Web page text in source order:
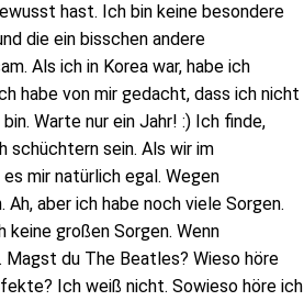
hast. Ich bin keine besondere
die ein bisschen andere
Als ich in Korea war, habe ich
habe von mir gedacht, dass ich nicht
bin. Warte nur ein Jahr! :) Ich finde,
schüchtern sein. Als wir im
es mir natürlich egal. Wegen
. Ah, aber ich habe noch viele Sorgen.
keine großen Sorgen. Wenn
Magst du The Beatles? Wieso höre
Ich weiß nicht. Sowieso höre ich